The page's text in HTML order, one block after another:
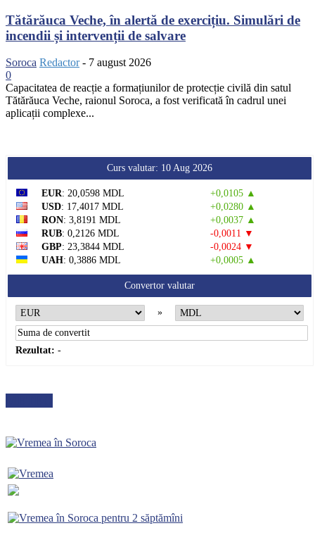
Tătărăuca Veche, în alertă de exercițiu. Simulări de
incendii și intervenții de salvare
Soroca Redactor - 7 august 2026
0
Capacitatea de reacție a formațiunilor de protecție civilă din satul
Tătărăuca Veche, raionul Soroca, a fost verificată în cadrul unei
aplicații complexe...
Curs valutar: 10 Aug 2026
EUR: 20,0598 MDL
+0,0105 ▲
USD: 17,4017 MDL
+0,0280 ▲
RON: 3,8191 MDL
+0,0037 ▲
RUB: 0,2126 MDL
-0,0011 ▼
GBP: 23,3844 MDL
-0,0024 ▼
UAH: 0,3886 MDL +0,0005 ▲
Convertor valutar
»
Rezultat: -